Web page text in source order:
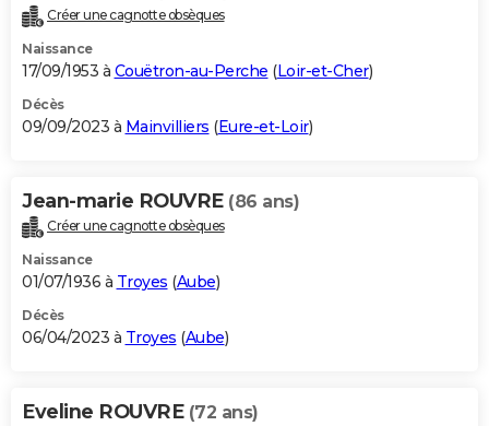
Créer une cagnotte obsèques
Naissance
17/09/1953 à Couëtron-au-Perche (Loir-et-Cher)
Décès
09/09/2023 à Mainvilliers (Eure-et-Loir)
Jean-marie ROUVRE (86 ans)
Créer une cagnotte obsèques
Naissance
01/07/1936 à Troyes (Aube)
Décès
06/04/2023 à Troyes (Aube)
Eveline ROUVRE (72 ans)